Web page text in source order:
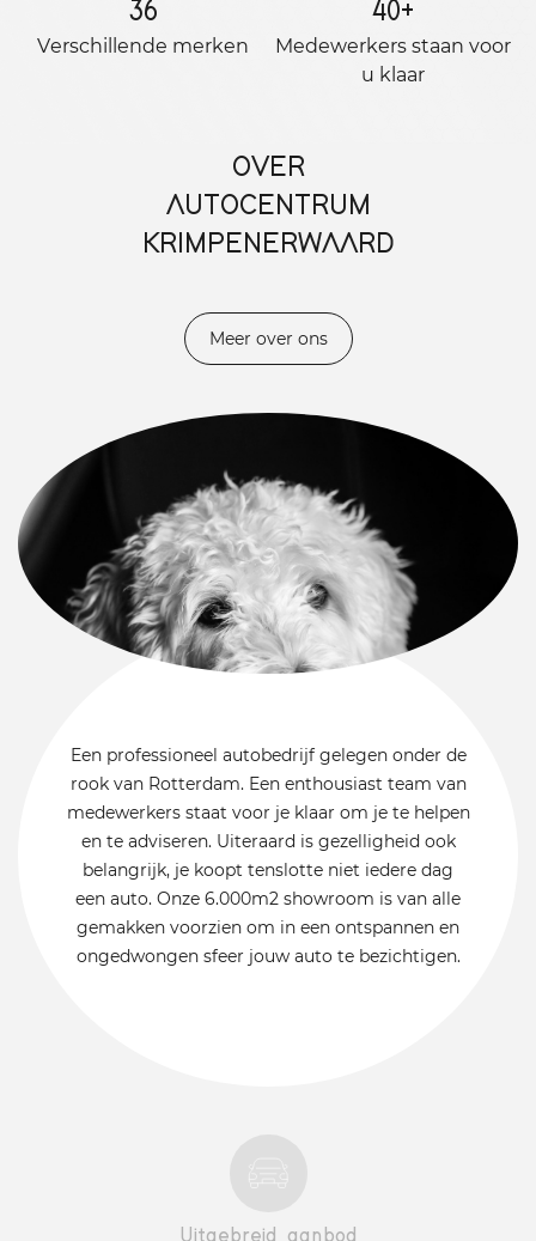
36
Verschillende merken
40+
Medewerkers staan ​​voor
u klaar
OVER
AUTOCENTRUM
KRIMPENERWAARD
Meer over ons
Een professioneel autobedrijf gelegen onder de
rook van Rotterdam. Een enthousiast team van
medewerkers staat voor je klaar om je te helpen
en te adviseren. Uiteraard is gezelligheid ook
belangrijk, je koopt tenslotte niet iedere dag
een auto. Onze 6.000m2 showroom is van alle
gemakken voorzien om in een ontspannen en
ongedwongen sfeer jouw auto te bezichtigen.
Uitgebreid aanbod